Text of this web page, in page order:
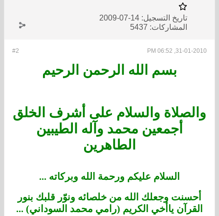
تاريخ التسجيل: 14-07-2009
المشاركات: 5437
#2 31-01-2010, 06:52 PM
بسم الله الرحمن الرحيم
والصلاة والسلام على أشرف الخلق
أجمعين محمد وآله الطيبين
الطاهرين
السلام عليكم ورحمة الله وبركاته ...
أحسنت وجعلك الله من خلصائه ونوّر قلبك بنور
القرآن ياأخي الكريم (رامي محمد السوداني) ...